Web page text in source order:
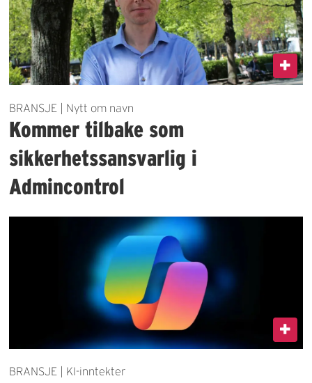
BRANSJE | Nytt om navn
Kommer tilbake som
sikkerhetssansvarlig i
Admincontrol
BRANSJE | KI-inntekter